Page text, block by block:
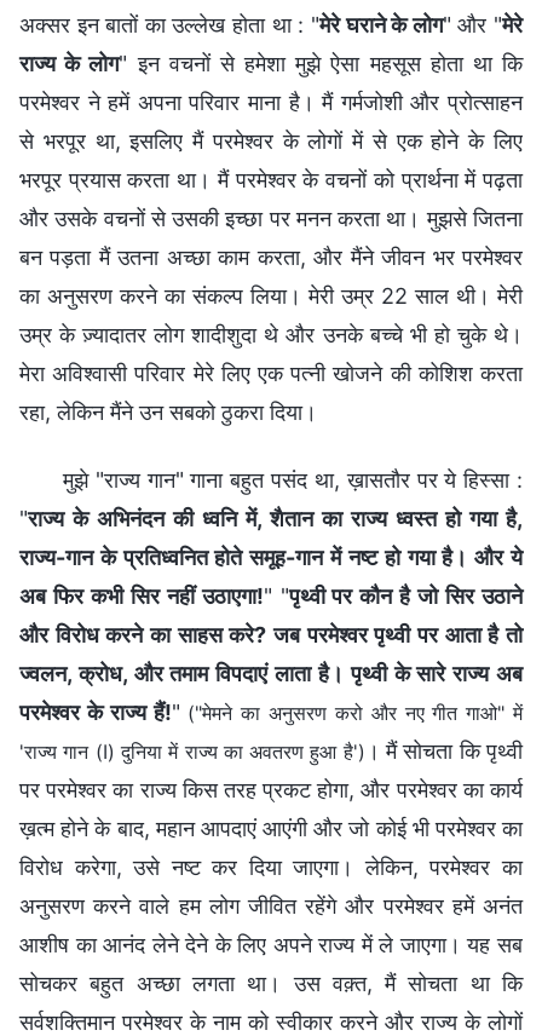
अक्सर इन बातों का उल्लेख होता था : "मेरे घराने के लोग" और "मेरे
राज्य के लोग" इन वचनों से हमेशा मुझे ऐसा महसूस होता था कि
परमेश्वर ने हमें अपना परिवार माना है। मैं गर्मजोशी और प्रोत्साहन
से भरपूर था, इसलिए मैं परमेश्वर के लोगों में से एक होने के लिए
भरपूर प्रयास करता था। मैं परमेश्वर के वचनों को प्रार्थना में पढ़ता
और उसके वचनों से उसकी इच्छा पर मनन करता था। मुझसे जितना
बन पड़ता मैं उतना अच्छा काम करता, और मैंने जीवन भर परमेश्वर
का अनुसरण करने का संकल्प लिया। मेरी उम्र 22 साल थी। मेरी
उम्र के ज़्यादातर लोग शादीशुदा थे और उनके बच्चे भी हो चुके थे।
मेरा अविश्वासी परिवार मेरे लिए एक पत्नी खोजने की कोशिश करता
रहा, लेकिन मैंने उन सबको ठुकरा दिया।
मुझे "राज्य गान" गाना बहुत पसंद था, ख़ासतौर पर ये हिस्सा :
"राज्य के अभिनंदन की ध्वनि में, शैतान का राज्य ध्वस्त हो गया है,
राज्य-गान के प्रतिध्वनित होते समूह-गान में नष्ट हो गया है। और ये
अब फिर कभी सिर नहीं उठाएगा!" "पृथ्वी पर कौन है जो सिर उठाने
और विरोध करने का साहस करे? जब परमेश्वर पृथ्वी पर आता है तो
ज्वलन, क्रोध, और तमाम विपदाएं लाता है। पृथ्वी के सारे राज्य अब
परमेश्वर के राज्य हैं!" ("मेमने का अनुसरण करो और नए गीत गाओ" में
'राज्य गान (I) दुनिया में राज्य का अवतरण हुआ है') । मैं सोचता कि पृथ्वी
पर परमेश्वर का राज्य किस तरह प्रकट होगा, और परमेश्वर का कार्य
ख़त्म होने के बाद, महान आपदाएं आएंगी और जो कोई भी परमेश्वर का
विरोध करेगा, उसे नष्ट कर दिया जाएगा। लेकिन, परमेश्वर का
अनुसरण करने वाले हम लोग जीवित रहेंगे और परमेश्वर हमें अनंत
आशीष का आनंद लेने देने के लिए अपने राज्य में ले जाएगा। यह सब
सोचकर बहुत अच्छा लगता था। उस वक़्त, मैं सोचता था कि
सर्वशक्तिमान परमेश्वर के नाम को स्वीकार करने और राज्य के लोगों